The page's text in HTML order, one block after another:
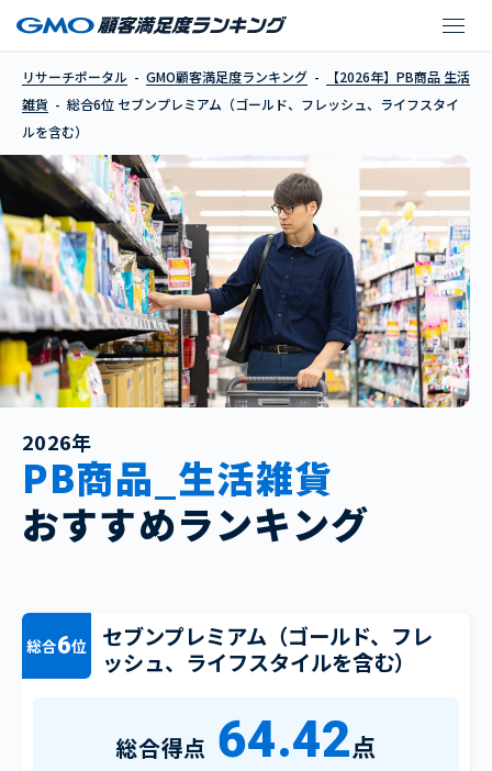
セブンプレミアム（
リサーチポータル GMO顧客満足度ランキング
【2026年】PB商品 生活
雑貨
総合6位 セブンプレミアム（ゴールド、フレッシュ、ライフスタイ
ルを含む）
2026年
PB商品_生活雑貨
おすすめランキング
総合6位
セブンプレミアム（ゴールド、フレ
ッシュ、ライフスタイルを含む）
総合得点 64.42点